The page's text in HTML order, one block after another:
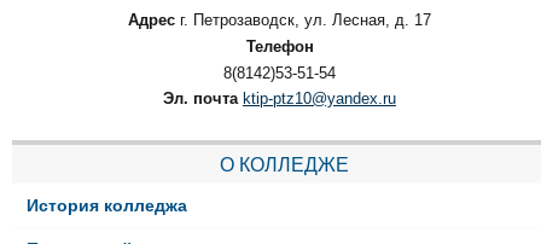
Адрес г. Петрозаводск, ул. Лесная, д. 17
Телефон
8(8142)53-51-54
Эл. почта ktip-ptz10@yandex.ru
О КОЛЛЕДЖЕ
История колледжа